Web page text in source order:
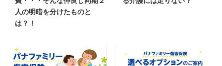
人の明暗を分けたものと
は？！